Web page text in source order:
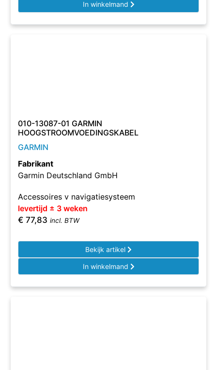
In winkelmand
010-13087-01 GARMIN
HOOGSTROOMVOEDINGSKABEL
GARMIN
Fabrikant
Garmin Deutschland GmbH
Accessoires v navigatiesysteem
levertijd ± 3 weken
€ 77,83 incl. BTW
Bekijk artikel
In winkelmand